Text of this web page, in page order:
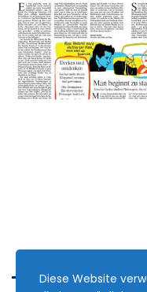
Diese Website